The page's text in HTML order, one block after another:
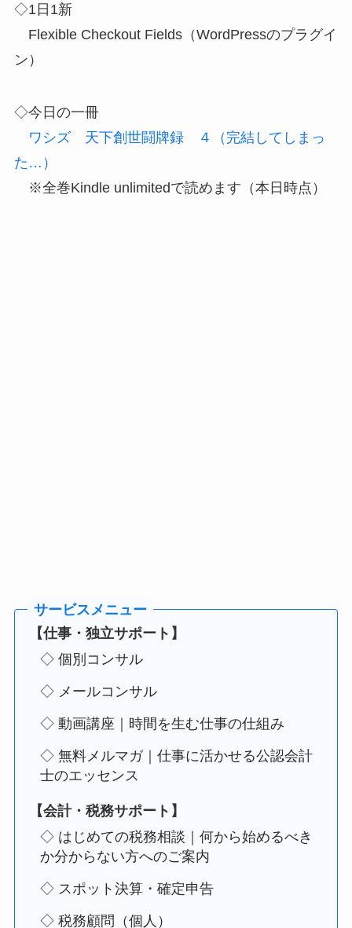
◇1日1新
Flexible Checkout Fields（WordPressのプラグイ
ン）
◇今日の一冊
ワシズ 天下創世闘牌録 ４（完結してしまっ
た…）
※全巻Kindle unlimitedで読めます（本日時点）
【仕事・独立サポート】
◇ 個別コンサル
◇ メールコンサル
◇ 動画講座｜時間を生む仕事の仕組み
◇ 無料メルマガ｜仕事に活かせる公認会計
士のエッセンス
【会計・税務サポート】
◇ はじめての税務相談｜何から始めるべき
か分からない方へのご案内
◇ スポット決算・確定申告
◇ 税務顧問（個人）